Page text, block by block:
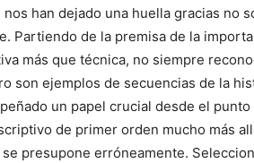
nos han dejado una huella gracias no
Partiendo de la premisa de la
más que técnica, no siempre
son ejemplos de secuencias de la
un papel crucial desde el
de primer orden mucho más
presupone erróneamente.